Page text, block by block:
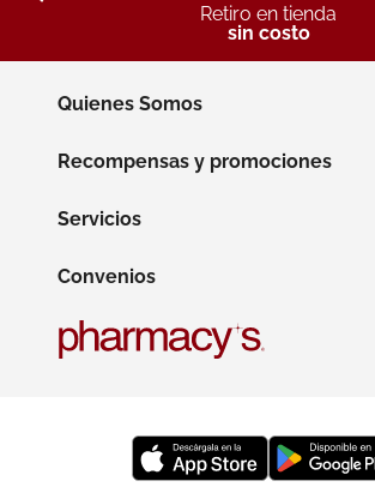
Retiro en tienda
sin costo
Quienes Somos
Recompensas y promociones
Servicios
Convenios